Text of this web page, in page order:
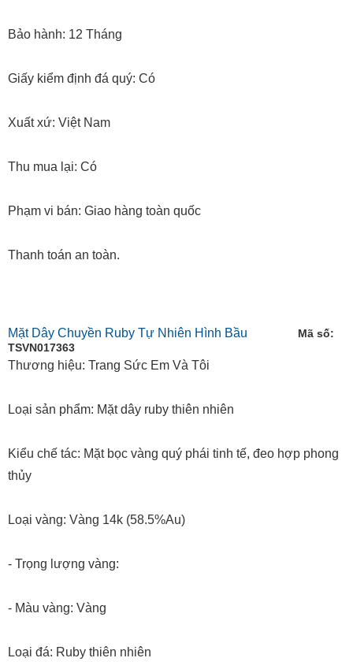
Bảo hành: 12 Tháng
Giấy kiểm định đá quý: Có
Xuất xứ: Việt Nam
Thu mua lại: Có
Phạm vi bán: Giao hàng toàn quốc
Thanh toán an toàn.
Mặt Dây Chuyền Ruby Tự Nhiên Hình Bầu Mã số:
TSVN017363
Thương hiệu: Trang Sức Em Và Tôi
Loại sản phẩm: Mặt dây ruby thiên nhiên
Kiểu chế tác: Mặt bọc vàng quý phái tinh tế, đeo hợp phong
thủy
Loại vàng: Vàng 14k (58.5%Au)
- Trọng lượng vàng:
- Màu vàng: Vàng
Loại đá: Ruby thiên nhiên